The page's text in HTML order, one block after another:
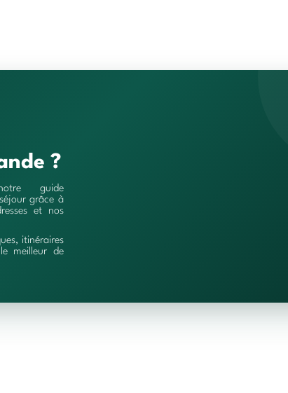
?
guide
grâce à
et nos
itinéraires
meilleur de